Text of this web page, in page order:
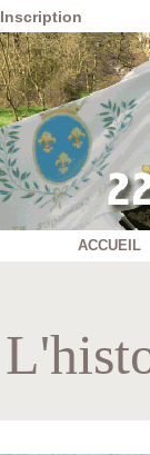
Inscription
ACCUEIL